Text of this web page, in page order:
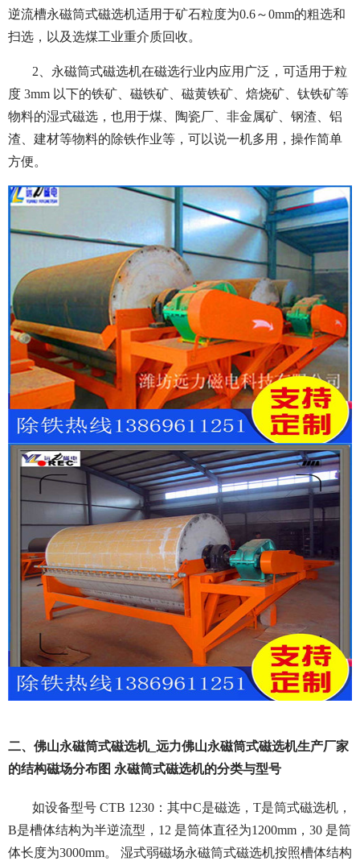
逆流槽永磁筒式磁选机适用于矿石粒度为0.6～0mm的粗选和
扫选，以及选煤工业重介质回收。
2、永磁筒式磁选机在磁选行业内应用广泛，可适用于粒
度 3mm 以下的铁矿、磁铁矿、磁黄铁矿、焙烧矿、钛铁矿等
物料的湿式磁选，也用于煤、陶瓷厂、非金属矿、钢渣、铝
渣、建材等物料的除铁作业等，可以说一机多用，操作简单
方便。
二、佛山永磁筒式磁选机_远力佛山永磁筒式磁选机生产厂家
的结构磁场分布图 永磁筒式磁选机的分类与型号
如设备型号 CTB 1230：其中C是磁选，T是筒式磁选机，
B是槽体结构为半逆流型，12 是筒体直径为1200mm，30 是筒
体长度为3000mm。 湿式弱磁场永磁筒式磁选机按照槽体结构